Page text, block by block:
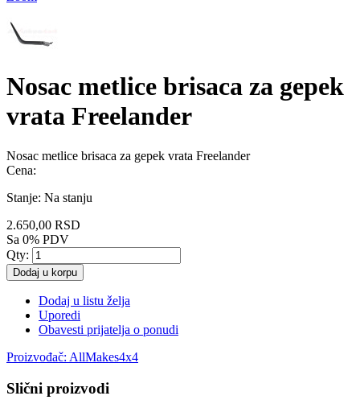
Nosac metlice brisaca za gepek
vrata Freelander
Nosac metlice brisaca za gepek vrata Freelander
Cena:
Stanje: Na stanju
2.650,00 RSD
Sa 0% PDV
Qty:
Dodaj u korpu
Dodaj u listu želja
Uporedi
Obavesti prijatelja o ponudi
Proizvođač: AllMakes4x4
Slični proizvodi